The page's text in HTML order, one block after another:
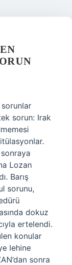
sorunlar
sorun: Irak
Lozan
Barış
sorunu,
dokuz
ertelendi.
konular
lehine
sonra